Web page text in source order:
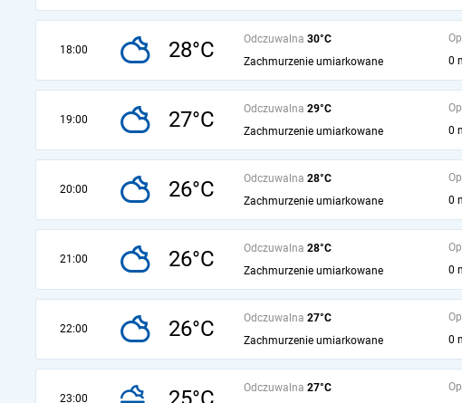
18:00 28°C Odczuwalna 30°C
Zachmurzenie umiarkowane
0
19:00 27°C Odczuwalna 29°C
Zachmurzenie umiarkowane
0
20:00 26°C Odczuwalna 28°C
Zachmurzenie umiarkowane
0
21:00 26°C Odczuwalna 28°C
Zachmurzenie umiarkowane
0
22:00 26°C Odczuwalna 27°C
Zachmurzenie umiarkowane
0
23:00
Odczuwalna 27°C